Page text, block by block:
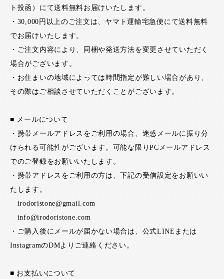
ト投函）にて送料無料お届けいたします。
・30,000円以上のご注文は、ヤマト運輸宅急便にて送料無料
でお届けいたします。
・ご注文内容により、同梱や発送方法を変更させていただく
場合がございます。
・お住まいの地域によっては時間指定が難しい場合があり、
その際はご相談させていただくことがございます。
■ メールについて
・携帯メールアドレスをご利用の場合、迷惑メールに振り分
けられる可能性がございます。可能な限りPCメールアドレス
でのご登録をお願いいたします。
・携帯アドレスをご利用の方は、下記の受信設定をお願いい
たします。
irodoristone@gmail.com
info@irodoristone.com
・ご購入後にメールが届かない場合は、公式LINEまたは
InstagramのDMよりご連絡ください。
■ お支払いについて